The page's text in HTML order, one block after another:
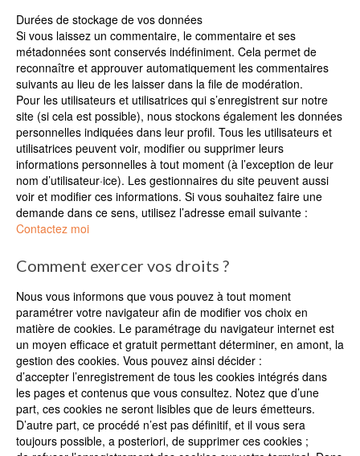
Durées de stockage de vos données
Si vous laissez un commentaire, le commentaire et ses
métadonnées sont conservés indéfiniment. Cela permet de
reconnaître et approuver automatiquement les commentaires
suivants au lieu de les laisser dans la file de modération.
Pour les utilisateurs et utilisatrices qui s’enregistrent sur notre
site (si cela est possible), nous stockons également les données
personnelles indiquées dans leur profil. Tous les utilisateurs et
utilisatrices peuvent voir, modifier ou supprimer leurs
informations personnelles à tout moment (à l’exception de leur
nom d’utilisateur·ice). Les gestionnaires du site peuvent aussi
voir et modifier ces informations. Si vous souhaitez faire une
demande dans ce sens, utilisez l’adresse email suivante :
Contactez moi
Comment exercer vos droits ?
Nous vous informons que vous pouvez à tout moment
paramétrer votre navigateur afin de modifier vos choix en
matière de cookies. Le paramétrage du navigateur internet est
un moyen efficace et gratuit permettant déterminer, en amont, la
gestion des cookies. Vous pouvez ainsi décider :
d’accepter l’enregistrement de tous les cookies intégrés dans
les pages et contenus que vous consultez. Notez que d’une
part, ces cookies ne seront lisibles que de leurs émetteurs.
D’autre part, ce procédé n’est pas définitif, et il vous sera
toujours possible, a posteriori, de supprimer ces cookies ;